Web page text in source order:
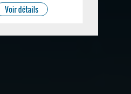
Voir détails